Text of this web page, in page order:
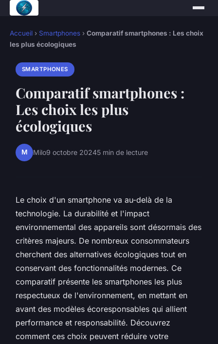
Accueil › Smartphones › Comparatif smartphones : Les choix
les plus écologiques
SMARTPHONES
Comparatif smartphones :
Les choix les plus
écologiques
M Milo9 octobre 20245 min de lecture
Le choix d'un smartphone va au-delà de la
technologie. La durabilité et l'impact
environnemental des appareils sont désormais des
critères majeurs. De nombreux consommateurs
cherchent des alternatives écologiques tout en
conservant des fonctionnalités modernes. Ce
comparatif présente les smartphones les plus
respectueux de l'environnement, en mettant en
avant des modèles écoresponsables qui allient
performance et responsabilité. Découvrez
comment ces choix peuvent réduire votre